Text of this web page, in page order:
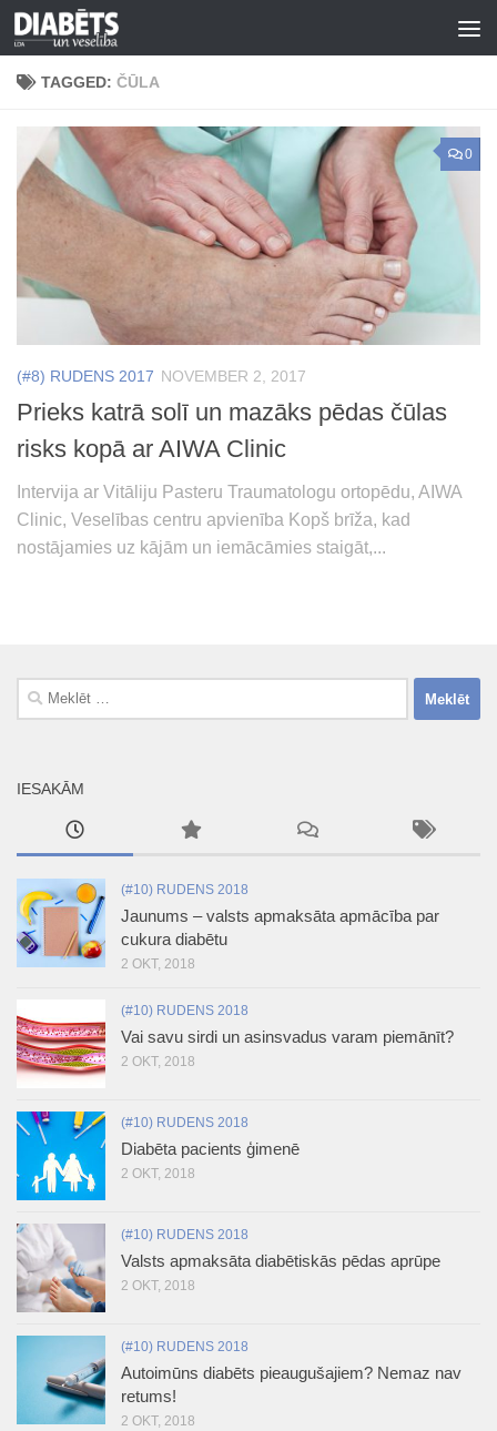
Skip to content
TAGGED: ČŪLA
0
(#8) RUDENS 2017 NOVEMBER 2, 2017
Prieks katrā solī un mazāks pēdas čūlas
risks kopā ar AIWA Clinic
Intervija ar Vitāliju Pasteru Traumatologu ortopēdu, AIWA
Clinic, Veselības centru apvienība Kopš brīža, kad
nostājamies uz kājām un iemācāmies staigāt,...
Meklēt:
IESAKĀM
(#10) RUDENS 2018
Jaunums – valsts apmaksāta apmācība par
cukura diabētu
2 OKT, 2018
(#10) RUDENS 2018
Vai savu sirdi un asinsvadus varam piemānīt?
2 OKT, 2018
(#10) RUDENS 2018
Diabēta pacients ģimenē
2 OKT, 2018
(#10) RUDENS 2018
Valsts apmaksāta diabētiskās pēdas aprūpe
2 OKT, 2018
(#10) RUDENS 2018
Autoimūns diabēts pieaugušajiem? Nemaz nav
retums!
2 OKT, 2018